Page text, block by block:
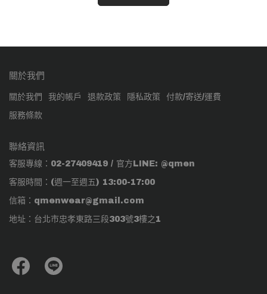
關於我們
關於我們 我的帳戶 退款政策 隱私政策 付款/寄送/運費
服務條款
聯絡資訊
客服專線：02-27409419 / 官方LINE: @qmen
客服時間：(週一至週五) 13:00-17:00
信箱：qmenwear@gmail.com
地址：台北市忠孝東路三段303號3樓之1